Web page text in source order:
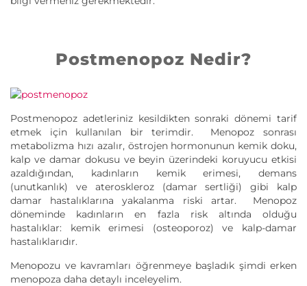
Postmenopoz Nedir?
Postmenopoz adetleriniz kesildikten sonraki dönemi tarif
etmek için kullanılan bir terimdir. Menopoz sonrası
metabolizma hızı azalır, östrojen hormonunun kemik doku,
kalp ve damar dokusu ve beyin üzerindeki koruyucu etkisi
azaldığından, kadınların kemik erimesi, demans
(unutkanlık) ve ateroskleroz (damar sertliği) gibi kalp
damar hastalıklarına yakalanma riski artar. Menopoz
döneminde kadınların en fazla risk altında olduğu
hastalıklar: kemik erimesi (osteoporoz) ve kalp-damar
hastalıklarıdır.
Menopozu ve kavramları öğrenmeye başladık şimdi erken
menopoza daha detaylı inceleyelim.